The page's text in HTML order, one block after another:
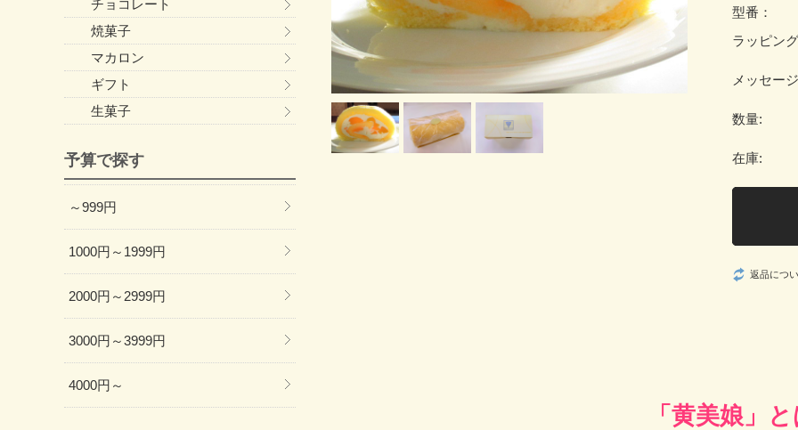
型番：
ラッピン
メッセー
数量:
在庫:
返品につ
「黄美娘」
チョコレート
焼菓子
マカロン
ギフト
生菓子
予算で探す
～999円
1000円～1999円
2000円～2999円
3000円～3999円
4000円～